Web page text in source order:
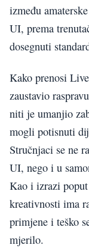
između
UI, prema
dosegnuti
Kako prenosi
zaustavio
niti je umanjio
mogli potisnuti
Stručnjaci se ne
UI, nego i u
Kao i izrazi
kreativnosti ima
primjene i teško
mjerilo.